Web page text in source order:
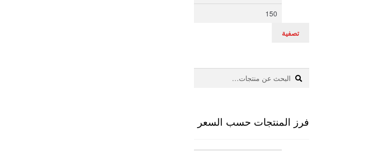
تصفية
البحث
عن:
بحث
فرز المنتجات حسب السعر